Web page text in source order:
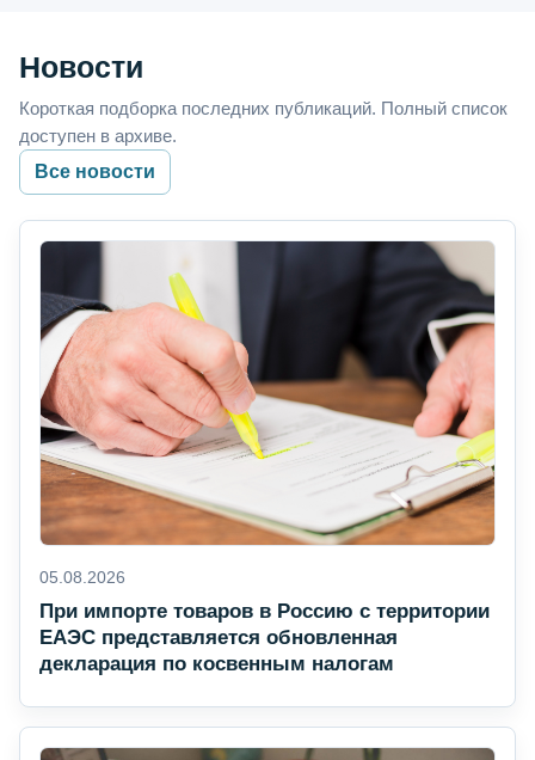
Новости
Короткая подборка последних публикаций. Полный список
доступен в архиве.
Все новости
05.08.2026
При импорте товаров в Россию с территории
ЕАЭС представляется обновленная
декларация по косвенным налогам